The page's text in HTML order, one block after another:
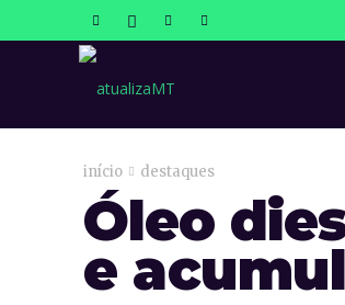
início destaques
Óleo
e